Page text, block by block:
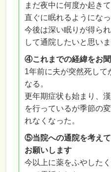
まだ夜中に何度か起き
直ぐに眠れるようになっ
今後は深い眠りが得ら
して通院したいと思いま
④これまでの経緯をお
1年前に夫が突然死して
なる。
更年期症状も始まり、
を行っているが季節の
れなくなった。
⑤当院への通院を考え
お願いします
今以上に薬をふやした